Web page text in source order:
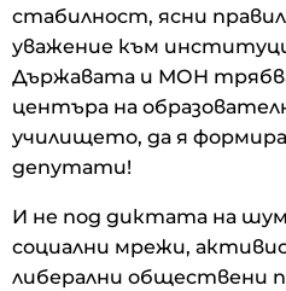
стабилност, ясни
уважение към
Държавата и МОН
центъра на
училището, да я
депутати!
И не под диктата на
социални мрежи,
либерални обществени